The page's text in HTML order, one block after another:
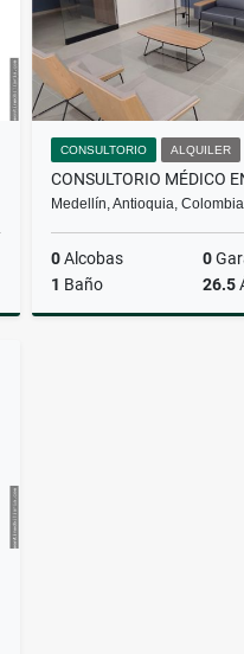
CONSULTORIO ALQUILER
Medellín, Antioquia, Colombia
0Alcobas 0
1 Baño 26.5